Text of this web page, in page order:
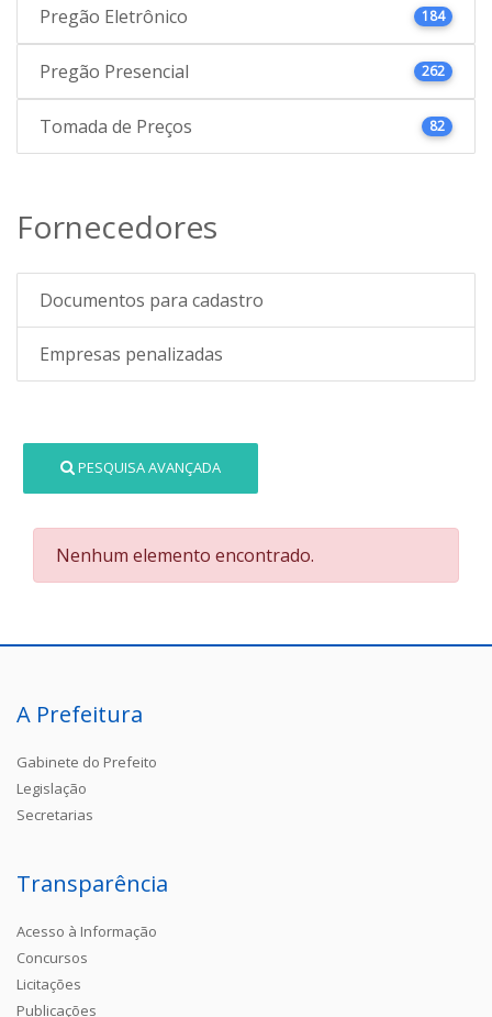
Pregão Eletrônico 184
Pregão Presencial 262
Tomada de Preços 82
Fornecedores
Documentos para cadastro
Empresas penalizadas
PESQUISA AVANÇADA
Nenhum elemento encontrado.
A Prefeitura
Gabinete do Prefeito
Legislação
Secretarias
Transparência
Acesso à Informação
Concursos
Licitações
Publicações